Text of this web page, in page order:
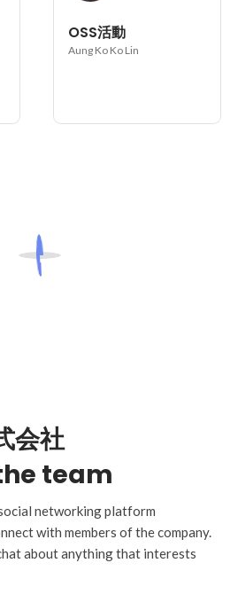
OSS活動
Aung Ko Ko Lin
会社
team
networking platform
with members of the company.
about anything that interests